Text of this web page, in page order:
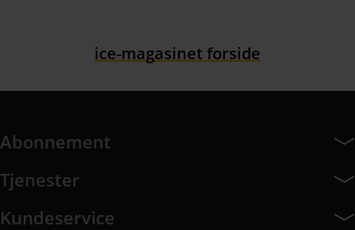
ice-magasinet forside
Abonnement
Tjenester
Kundeservice